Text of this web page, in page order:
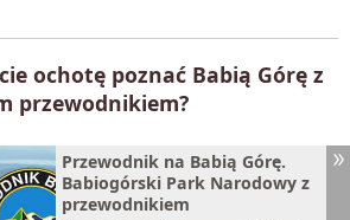
ochotę poznać Babią Górę z
przewodnikiem?
Przewodnik na Babią Górę.
Babiogórski Park Narodowy z
przewodnikiem